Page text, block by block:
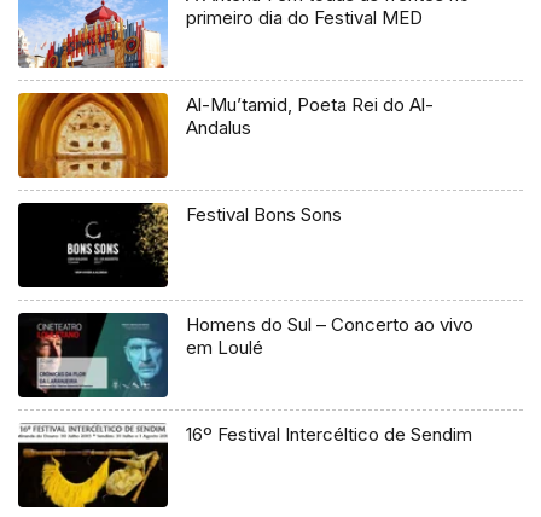
primeiro dia do Festival MED
Al-Mu’tamid, Poeta Rei do Al-
Andalus
Festival Bons Sons
Homens do Sul – Concerto ao vivo
em Loulé
16º Festival Intercéltico de Sendim